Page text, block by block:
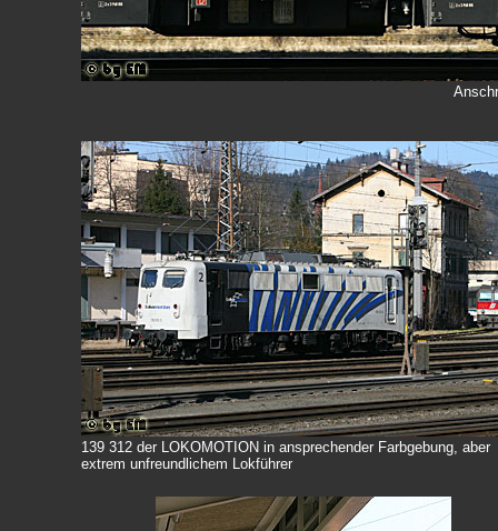
139 312 der LOKOMOTION in ansprechender Farbgebung, aber
extrem unfreundlichem Lokführer